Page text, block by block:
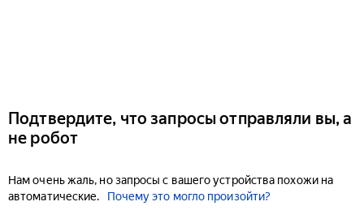
Подтвердите, что запросы отправляли вы, а
не робот
Нам очень жаль, но запросы с вашего устройства похожи на
автоматические.
Почему это могло произойти?